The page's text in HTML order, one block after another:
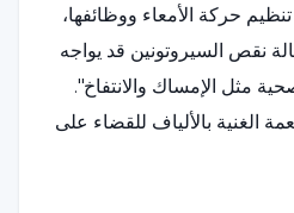
حركة الأمعاء ووظائفها،
نقص السيروتونين قد يواجه
مثل الإمساك والانتفاخ".
الغنية بالألياف للقضاء على